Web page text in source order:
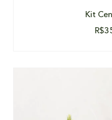
Kit
R$